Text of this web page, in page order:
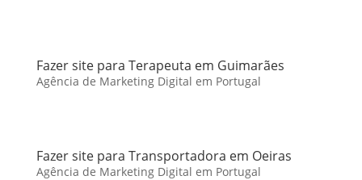
Fazer site para Terapeuta em Guimarães
Agência de Marketing Digital em Portugal
Fazer site para Transportadora em Oeiras
Agência de Marketing Digital em Portugal